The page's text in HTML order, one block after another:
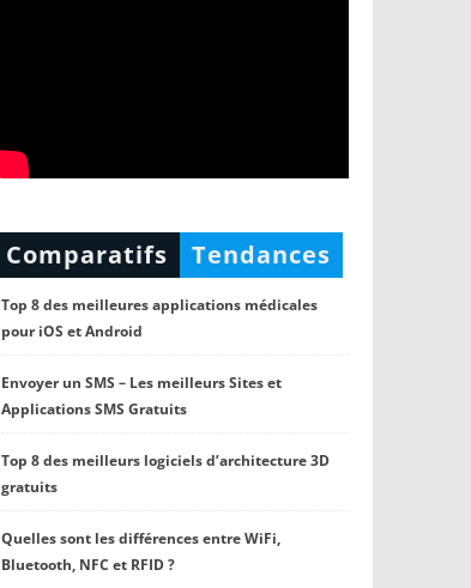
Comparatifs Tendances
Top 8 des meilleures applications médicales
pour iOS et Android
Envoyer un SMS – Les meilleurs Sites et
Applications SMS Gratuits
Top 8 des meilleurs logiciels d’architecture 3D
gratuits
Quelles sont les différences entre WiFi,
Bluetooth, NFC et RFID ?